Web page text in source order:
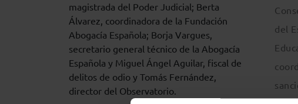
magistrada del Poder Judicial; Berta
Álvarez, coordinadora de la Fundación
Abogacía Española; Borja Vargues,
secretario general técnico de la Abogacía
Española y Miguel Ángel Aguilar, fiscal de
delitos de odio y Tomás Fernández,
director del Observatorio.
del